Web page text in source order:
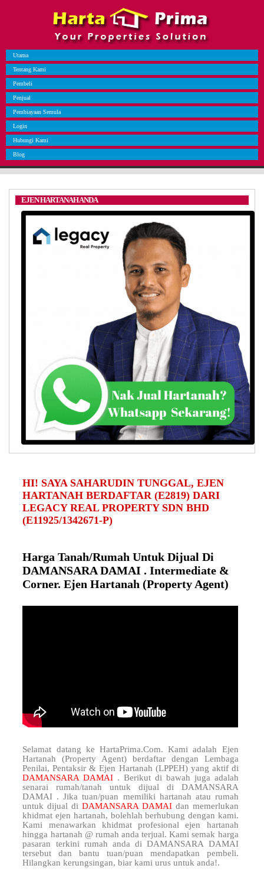
Utama
Tentang Kami
Pembeli
Penjual
Pembiayaan Semula
Login
Hubungi Kami
Blog
EJEN HARTANAH ANDA
HI! SAYA SAHARUDIN TUNGGAL, EJEN
HARTANAH BERDAFTAR (E2819) DARI
LEGACY REAL PROPERTY SDN BHD
(E11925/1342671-P)
Harga Tanah/Rumah Untuk Dijual Di
DAMANSARA DAMAI . Intermediate &
Corner. Ejen Hartanah (Property Agent)
Selamat datang ke HartaPrima.Com. Kami adalah Ejen
Hartanah (Property Agent) berdaftar dengan Lembaga
Penilai, Pentaksir & Ejen Hartanah (LPPEH) yang aktif di
DAMANSARA DAMAI . Berikut di bawah juga adalah
senarai rumah/tanah untuk dijual di DAMANSARA
DAMAI . Jika tuan/puan memiliki hartanah atau rumah
untuk dijual di DAMANSARA DAMAI dan memerlukan
khidmat ejen hartanah, bolehlah berhubung dengan kami.
Kami menawarkan khidmat profesional ejen hartanah
hingga hartanah @ rumah anda terjual. Kami semak harga
pasaran terkini rumah anda di DAMANSARA DAMAI
tersebut dan bantu tuan/puan mendapatkan pembeli.
Hilangkan kerungsingan, biar kami urus untuk anda!.